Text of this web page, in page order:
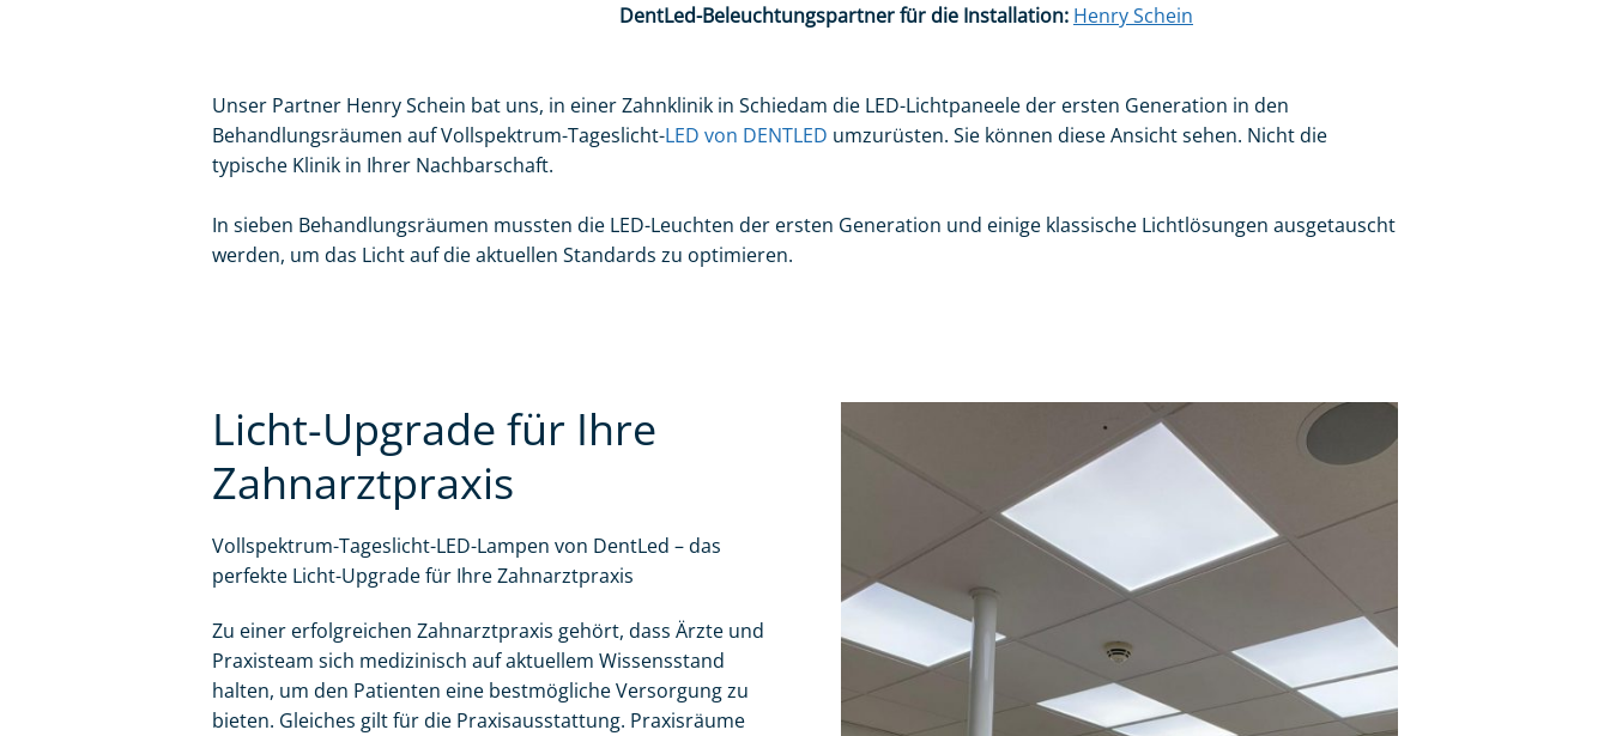
DentLed-Beleuchtungspartner für die Installation: Henry Schein
Unser Partner Henry Schein bat uns, in einer Zahnklinik in Schiedam die LED-Lichtpaneele der ersten Generation in den
Behandlungsräumen auf Vollspektrum-Tageslicht-LED von DENTLED umzurüsten. Sie können diese Ansicht sehen. Nicht die
typische Klinik in Ihrer Nachbarschaft.
In sieben Behandlungsräumen mussten die LED-Leuchten der ersten Generation und einige klassische Lichtlösungen ausgetauscht
werden, um das Licht auf die aktuellen Standards zu optimieren.
Licht-Upgrade für Ihre
Zahnarztpraxis
Vollspektrum-Tageslicht-LED-Lampen von DentLed – das
perfekte Licht-Upgrade für Ihre Zahnarztpraxis
Zu einer erfolgreichen Zahnarztpraxis gehört, dass Ärzte und
Praxisteam sich medizinisch auf aktuellem Wissensstand
halten, um den Patienten eine bestmögliche Versorgung zu
bieten. Gleiches gilt für die Praxisausstattung. Praxisräume